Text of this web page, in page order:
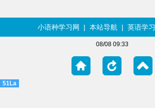
小语种学习网 | 本站导航 | 英语学习
08/08 09:33
51La